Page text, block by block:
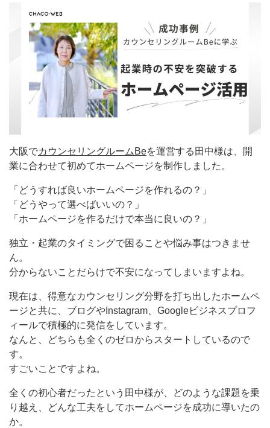
大阪でカウンセリングルームBeを運営する田中様は、開
業に合わせて初めてホームページを制作しました。
「どうすれば良いホームページを作れるの？」
「どうやって選べばいいの？」
「ホームページを作るだけで本当に良いの？」
独立・起業のタイミングで困ることや悩み事はつきませ
ん。
分からないことだらけで不安になってしまいますよね。
現在は、得意なカウンセリング分野を打ち出したホームペ
ージと共に、ブログやInstagram、Googleビジネスプロフ
ィールで積極的に発信をしています。
なんと、どちらも全くのゼロからスタートしているので
す。
すごいことですよね。
全くの初心者だったという田中様が、どのような課題を乗
り越え、どんな工夫をしてホームページを成功に導いたの
か。